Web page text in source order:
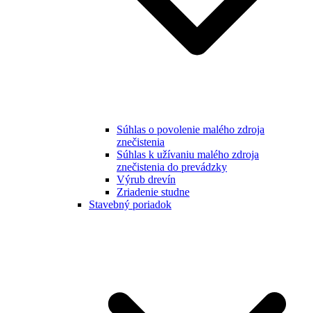
Súhlas o povolenie malého zdroja
znečistenia
Súhlas k užívaniu malého zdroja
znečistenia do prevádzky
Výrub drevín
Zriadenie studne
Stavebný poriadok